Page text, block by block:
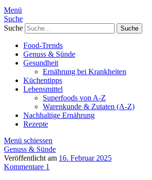
Menü
Suche
Suche
Food-Trends
Genuss & Sünde
Gesundheit
Ernährung bei Krankheiten
Küchentipps
Lebensmittel
Superfoods von A-Z
Warenkunde & Zutaten (A-Z)
Nachhaltige Ernährung
Rezepte
Menü schiessen
Genuss & Sünde
Veröffentlicht am 16. Februar 2025
Kommentare 1